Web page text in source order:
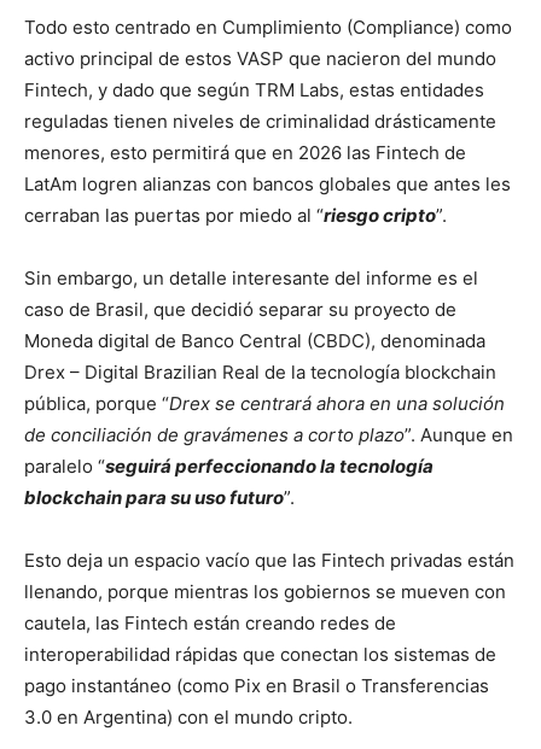
Todo esto centrado en Cumplimiento (Compliance) como
activo principal de estos VASP que nacieron del mundo
Fintech, y dado que según TRM Labs, estas entidades
reguladas tienen niveles de criminalidad drásticamente
menores, esto permitirá que en 2026 las Fintech de
LatAm logren alianzas con bancos globales que antes les
cerraban las puertas por miedo al “riesgo cripto”.
Sin embargo, un detalle interesante del informe es el
caso de Brasil, que decidió separar su proyecto de
Moneda digital de Banco Central (CBDC), denominada
Drex – Digital Brazilian Real de la tecnología blockchain
pública, porque “Drex se centrará ahora en una solución
de conciliación de gravámenes a corto plazo”. Aunque en
paralelo “seguirá perfeccionando la tecnología
blockchain para su uso futuro”.
Esto deja un espacio vacío que las Fintech privadas están
llenando, porque mientras los gobiernos se mueven con
cautela, las Fintech están creando redes de
interoperabilidad rápidas que conectan los sistemas de
pago instantáneo (como Pix en Brasil o Transferencias
3.0 en Argentina) con el mundo cripto.